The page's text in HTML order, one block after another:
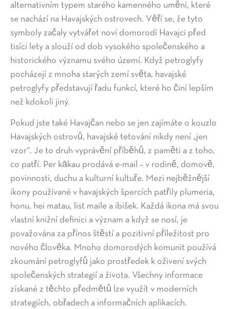
alternativním typem starého kamenného umění, které
se nachází na Havajských ostrovech. Věří se, že tyto
symboly začaly vytvářet noví domorodí Havajci před
tisíci lety a slouží od dob vysokého společenského a
historického významu svého území. Když petroglyfy
pocházejí z mnoha starých zemí světa, havajské
petroglyfy představují řadu funkcí, které ho činí lepším
než kdokoli jiný.
Pokud jste také Havajčan nebo se jen zajímáte o kouzlo
Havajských ostrovů, havajské tetování nikdy není „jen
vzor“. Je to druh vyprávění příběhů, z paměti a z toho,
co patří. Per kākau prodává e-mail – v rodině, domově,
povinnosti, duchu a kulturní kultuře. Mezi nejběžnější
ikony používané v havajských špercích patřily plumeria,
honu, hei matau, list maile a ibišek. Každá ikona má svou
vlastní knižní definici a význam a když se nosí, je
považována za přínos štěstí a pozitivní příležitost pro
nového člověka. Mnoho domorodých komunit používá
zkoumání petroglyfů jako prostředek k oživení svých
společenských strategií a života. Všechny informace
získané z těchto předmětů lze využít v moderních
strategiích, obřadech a informačních aplikacích.